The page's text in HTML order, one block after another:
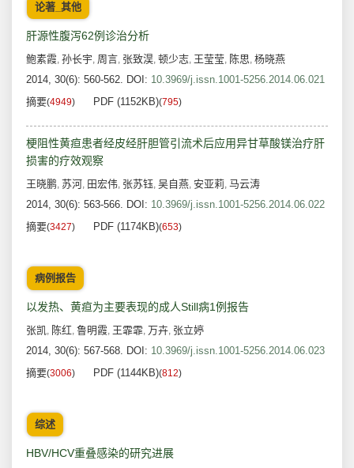
论著_其他
肝源性腹泻62例诊治分析
鲍素霞, 孙长宇, 周言, 张致淏, 顿少志, 王莹莹, 陈思, 杨晓燕
2014, 30(6): 560-562. DOI: 10.3969/j.issn.1001-5256.2014.06.021
摘要(4949) PDF (1152KB)(795)
梗阻性黄疸患者经皮经肝胆管引流术后应用异甘草酸镁治疗肝
损害的疗效观察
王晓鹏, 苏河, 田宏伟, 张苏钰, 吴自燕, 安亚莉, 马云涛
2014, 30(6): 563-566. DOI: 10.3969/j.issn.1001-5256.2014.06.022
摘要(3427) PDF (1174KB)(653)
病例报告
以发热、黄疸为主要表现的成人Still病1例报告
张凯, 陈红, 鲁明霞, 王霏霏, 万卉, 张立婷
2014, 30(6): 567-568. DOI: 10.3969/j.issn.1001-5256.2014.06.023
摘要(3006) PDF (1144KB)(812)
综述
HBV/HCV重叠感染的研究进展